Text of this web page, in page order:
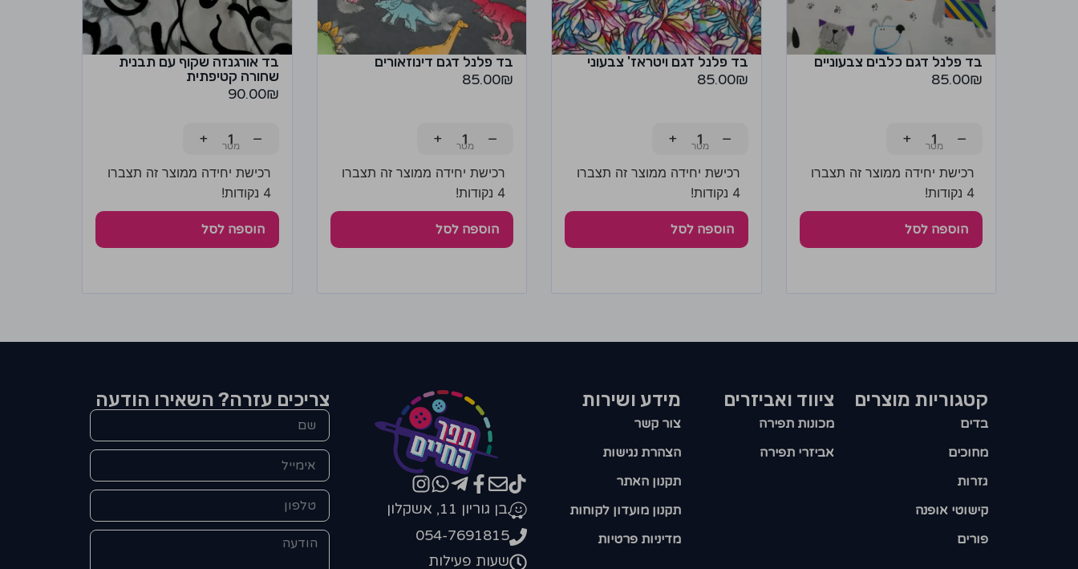
בד פלנל דגם כלבים צבעוניים
85.00₪
−
+
רכישת יחידה ממוצר זה תצברו
4 נקודות!
הוספה לסל
בד פלנל דגם ויטראז' צבעוני
85.00₪
−
+
רכישת יחידה ממוצר זה תצברו
4 נקודות!
הוספה לסל
בד פלנל דגם דינוזאורים
85.00₪
−
+
רכישת יחידה ממוצר זה תצברו
4 נקודות!
הוספה לסל
בד אורגנזה שקוף עם תבנית
שחורה קטיפתית
90.00₪
−
+
רכישת יחידה ממוצר זה תצברו
4 נקודות!
הוספה לסל
קטגוריות מוצרים​
בדים
מחוכים
גזרות
קישוטי אופנה
פורים
ציווד ואביזרים
מכונות תפירה
אביזרי תפירה
מידע ושירות
צור קשר
הצהרת נגישות
תקנון האתר
תקנון מועדון לקוחות
מדיניות פרטיות
בן גוריון 11, אשקלון
054-7691815
שעות פעילות
צריכים עזרה? השאירו הודעה